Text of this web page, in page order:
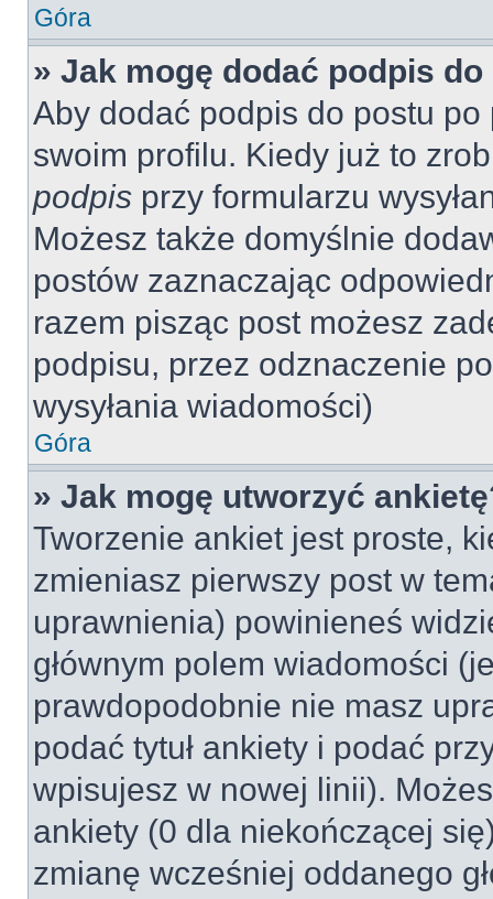
Góra
» Jak mogę dodać podpis
Aby dodać podpis do postu
swoim profilu. Kiedy już to
podpis przy formularzu
Możesz także domyślnie
postów zaznaczając
razem pisząc post możesz
podpisu, przez odznaczenie
wysyłania wiadomości)
Góra
» Jak mogę utworzyć
Tworzenie ankiet jest proste,
zmieniasz pierwszy post w
uprawnienia) powinieneś
głównym polem wiadomości
prawdopodobnie nie masz
podać tytuł ankiety i podać
wpisujesz w nowej linii).
ankiety (0 dla niekończącej
zmianę wcześniej oddanego